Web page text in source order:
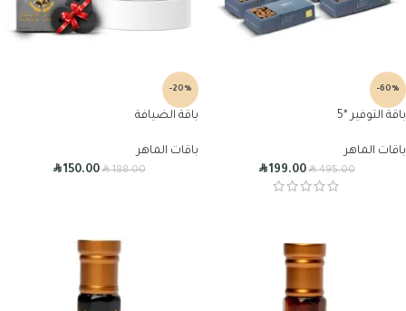
-60%
باقة التوفير *5
باقات الماهر
R495.00
R199.00
-20%
باقة الضيافة
باقات الماهر
R188.00
R150.00